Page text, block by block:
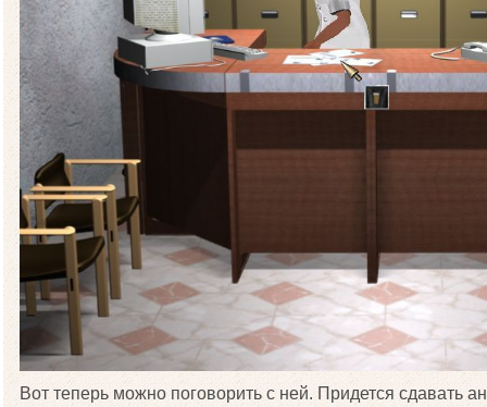
Вот теперь можно поговорить с ней. Придется сдавать